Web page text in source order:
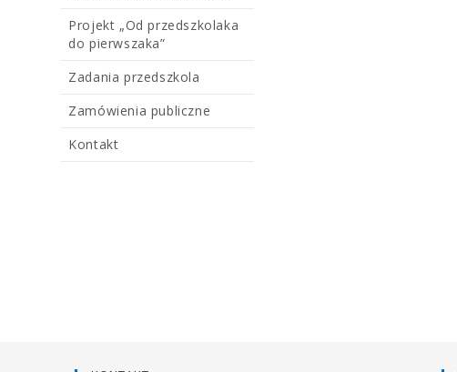
Projekt „Od przedszkolaka
do pierwszaka”
Zadania przedszkola
Zamówienia publiczne
Kontakt